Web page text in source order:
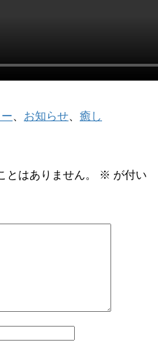
お知らせ 癒し
とはありません。 ※ が付い